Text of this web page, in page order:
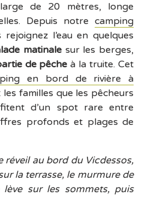
de 20 mètres, longe
Depuis notre camping
rejoignez l’eau en quelques
matinalesur les berges,
de pêche à la truite. Cet
en bord de rivière à
familles que les pêcheurs
d’un spot rare entre
profonds et plages de
réveil au bord du Vicdessos,
la terrasse, le murmure de
lève sur les sommets, puis